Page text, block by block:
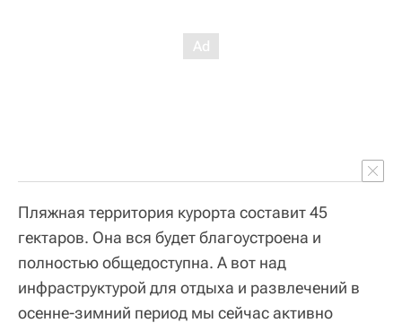
Пляжная территория курорта составит 45
гектаров. Она вся будет благоустроена и
полностью общедоступна. А вот над
инфраструктурой для отдыха и развлечений в
осенне-зимний период мы сейчас активно